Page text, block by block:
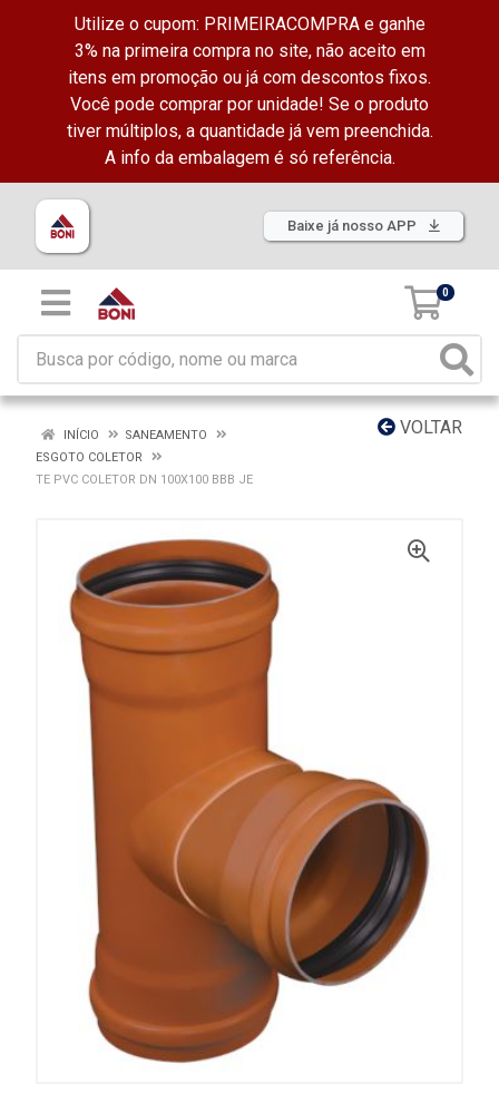
Utilize o cupom: PRIMEIRACOMPRA e ganhe
3% na primeira compra no site, não aceito em
itens em promoção ou já com descontos fixos.
Você pode comprar por unidade! Se o produto
tiver múltiplos, a quantidade já vem preenchida.
A info da embalagem é só referência.
Baixe já nosso APP
0
VOLTAR
INÍCIO
SANEAMENTO
ESGOTO COLETOR
TE PVC COLETOR DN 100X100 BBB JE